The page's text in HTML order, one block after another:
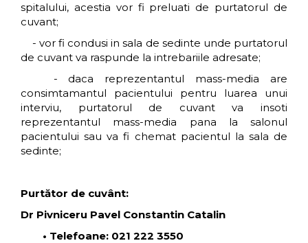
spitalului, acestia vor fi preluati de purtatorul de
cuvant;
- vor fi condusi in sala de sedinte unde purtatorul
de cuvant va raspunde la intrebariile adresate;
- daca reprezentantul mass-media are
consimtamantul pacientului pentru luarea unui
interviu, purtatorul de cuvant va insoti
reprezentantul mass-media pana la salonul
pacientului sau va fi chemat pacientul la sala de
sedinte;
Purtător de cuvânt:
Dr Pivniceru Pavel Constantin Catalin
• Telefoane: 021 222 3550